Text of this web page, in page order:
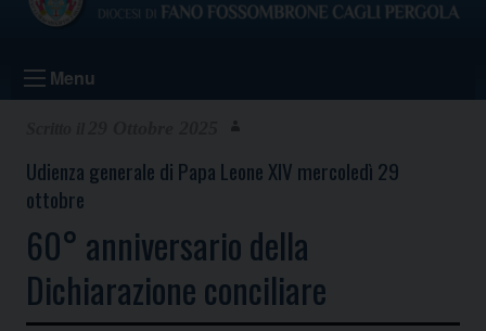
Menu
Udienza generale di Papa Leone XIV mercoledì 29
ottobre
60° anniversario della
Dichiarazione conciliare